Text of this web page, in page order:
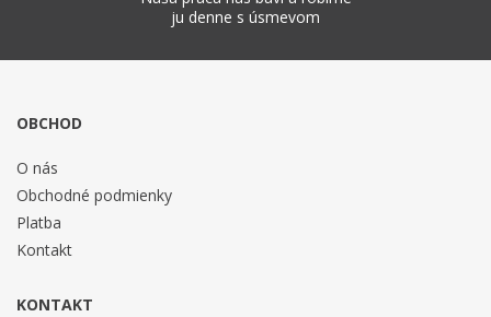
ju denne s úsmevom
OBCHOD
O nás
Obchodné podmienky
Platba
Kontakt
KONTAKT